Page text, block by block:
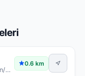
Yeni Baraj Mah.13.Sok No:1 1150 Seyhan/Adana
0.6 km